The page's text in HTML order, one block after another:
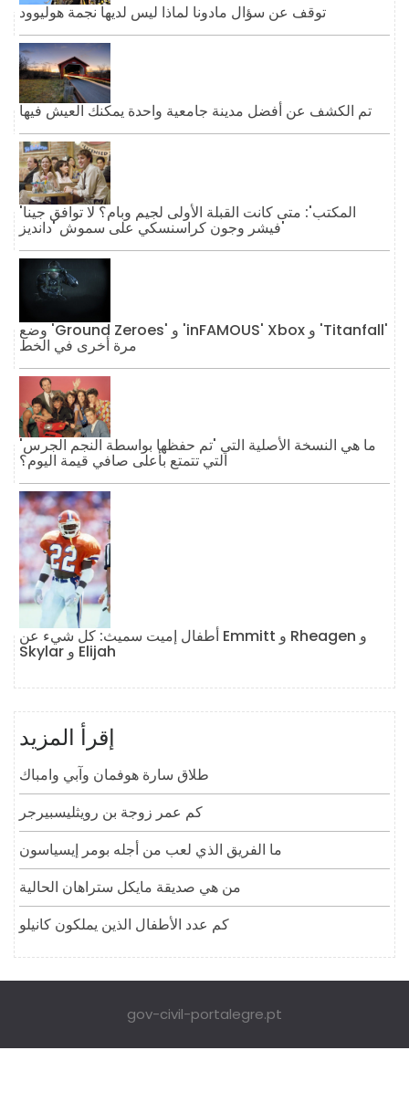
توقف عن سؤال مادونا لماذا ليس لديها نجمة هوليوود
تم الكشف عن أفضل مدينة جامعية واحدة يمكنك العيش فيها
'المكتب': متى كانت القبلة الأولى لجيم وبام؟ لا توافق جينا
فيشر وجون كراسنسكي على سموش 'دانديز'
وضع 'Ground Zeroes' و 'inFAMOUS' Xbox و 'Titanfall'
مرة أخرى في الخط
ما هي النسخة الأصلية التي 'تم حفظها بواسطة النجم الجرس'
التي تتمتع بأعلى صافي قيمة اليوم؟
أطفال إميت سميث: كل شيء عن Emmitt و Rheagen و
Skylar و Elijah
إقرأ المزيد
طلاق سارة هوفمان وآبي وامباك
كم عمر زوجة بن رويثليسبيرجر
ما الفريق الذي لعب من أجله بومر إيسياسون
من هي صديقة مايكل ستراهان الحالية
كم عدد الأطفال الذين يملكون كانيلو
gov-civil-portalegre.pt